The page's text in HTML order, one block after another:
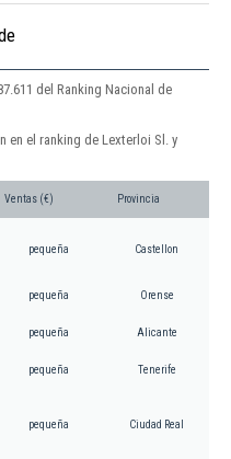
del Ranking Nacional de
el ranking de Lexterloi Sl. y
Ventas (€) Provincia
pequeña Castellon
pequeña Orense
pequeña Alicante
pequeña Tenerife
pequeña Ciudad Real